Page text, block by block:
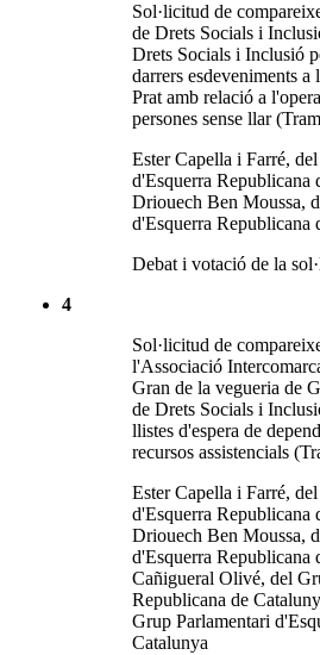
Sol·licitud de
de Drets Socials i
Drets Socials i Inclusió
darrers esdeveniments
Prat amb relació a
persones sense llar
Ester Capella i Farré,
d'Esquerra Republicana
Driouech Ben Moussa,
d'Esquerra Republicana
Debat i votació de la
4
Sol·licitud de
l'Associació
Gran de la vegueria de
de Drets Socials i
llistes d'espera de
recursos assistencials
Ester Capella i Farré,
d'Esquerra Republicana
Driouech Ben Moussa,
d'Esquerra Republicana
Cañigueral Olivé, del
Republicana de
Grup Parlamentari
Catalunya